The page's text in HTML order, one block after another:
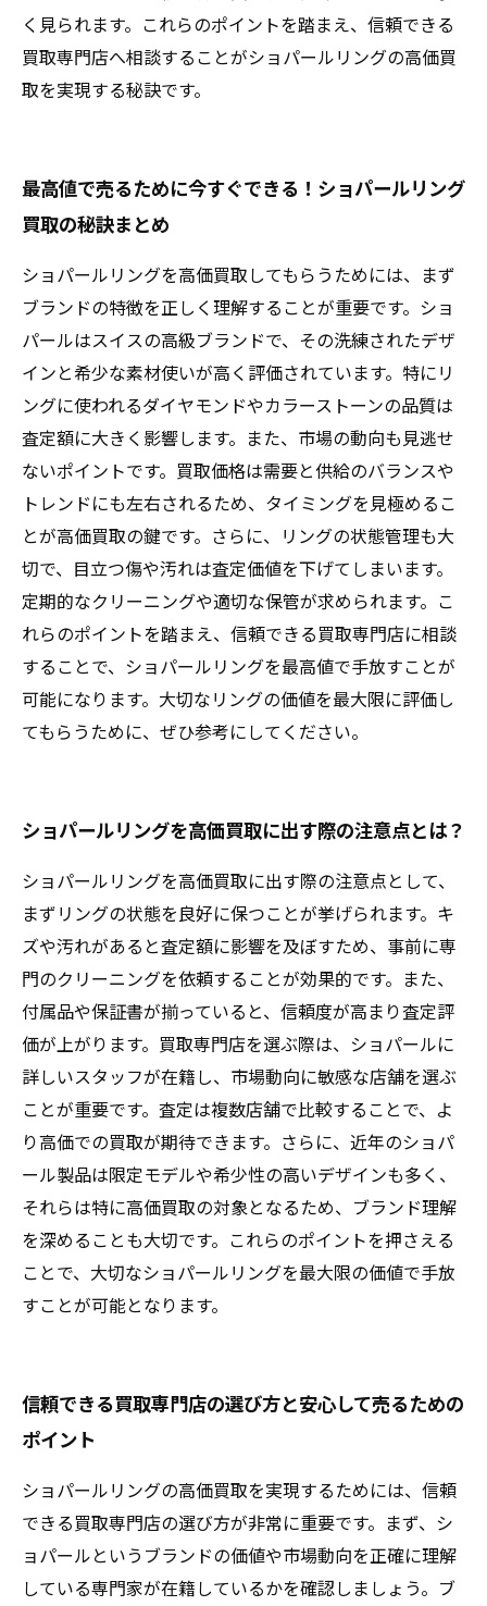
く見られます。これらのポイントを踏まえ、信頼できる
買取専門店へ相談することがショパールリングの高価買
取を実現する秘訣です。
最高値で売るために今すぐできる！ショパールリング
買取の秘訣まとめ
ショパールリングを高価買取してもらうためには、まず
ブランドの特徴を正しく理解することが重要です。ショ
パールはスイスの高級ブランドで、その洗練されたデザ
インと希少な素材使いが高く評価されています。特にリ
ングに使われるダイヤモンドやカラーストーンの品質は
査定額に大きく影響します。また、市場の動向も見逃せ
ないポイントです。買取価格は需要と供給のバランスや
トレンドにも左右されるため、タイミングを見極めるこ
とが高価買取の鍵です。さらに、リングの状態管理も大
切で、目立つ傷や汚れは査定価値を下げてしまいます。
定期的なクリーニングや適切な保管が求められます。こ
れらのポイントを踏まえ、信頼できる買取専門店に相談
することで、ショパールリングを最高値で手放すことが
可能になります。大切なリングの価値を最大限に評価し
てもらうために、ぜひ参考にしてください。
ショパールリングを高価買取に出す際の注意点とは？
ショパールリングを高価買取に出す際の注意点として、
まずリングの状態を良好に保つことが挙げられます。キ
ズや汚れがあると査定額に影響を及ぼすため、事前に専
門のクリーニングを依頼することが効果的です。また、
付属品や保証書が揃っていると、信頼度が高まり査定評
価が上がります。買取専門店を選ぶ際は、ショパールに
詳しいスタッフが在籍し、市場動向に敏感な店舗を選ぶ
ことが重要です。査定は複数店舗で比較することで、よ
り高価での買取が期待できます。さらに、近年のショパ
ール製品は限定モデルや希少性の高いデザインも多く、
それらは特に高価買取の対象となるため、ブランド理解
を深めることも大切です。これらのポイントを押さえる
ことで、大切なショパールリングを最大限の価値で手放
すことが可能となります。
信頼できる買取専門店の選び方と安心して売るための
ポイント
ショパールリングの高価買取を実現するためには、信頼
できる買取専門店の選び方が非常に重要です。まず、シ
ョパールというブランドの価値や市場動向を正確に理解
している専門家が在籍しているかを確認しましょう。ブ